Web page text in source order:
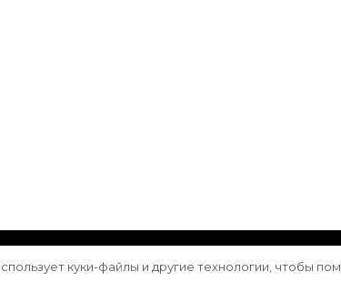
2026 . Все права защищены. Vilva |
куки-файлы и другие технологии, чтобы